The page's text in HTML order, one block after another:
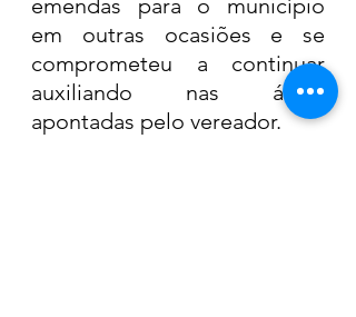
emendas para o município
em outras ocasiões e se
comprometeu a continuar
auxiliando nas áreas
apontadas pelo vereador.